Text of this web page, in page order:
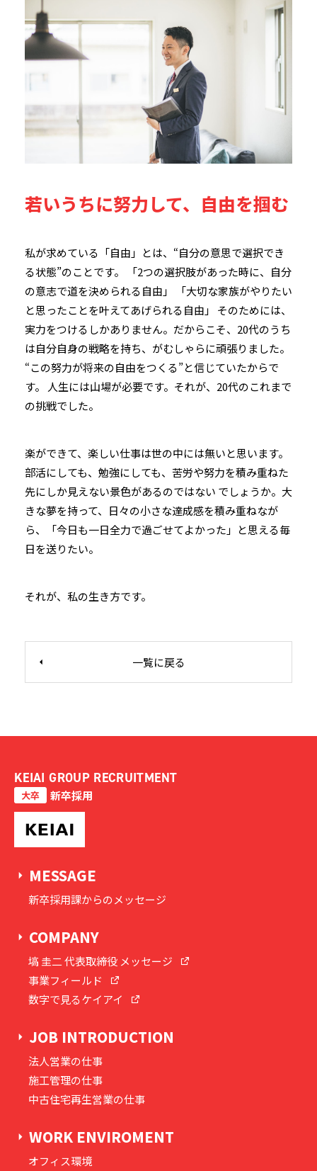
若いうちに努力して、自由を掴む
私が求めている「自由」とは、“自分の意思で選択でき
る状態”のことです。 「2つの選択肢があった時に、自分
の意志で道を決められる自由」 「大切な家族がやりたい
と思ったことを叶えてあげられる自由」 そのためには、
実力をつけるしかありません。だからこそ、20代のうち
は自分自身の戦略を持ち、がむしゃらに頑張りました。
“この努力が将来の自由をつくる”と信じていたからで
す。 人生には山場が必要です。それが、20代のこれまで
の挑戦でした。
楽ができて、楽しい仕事は世の中には無いと思います。
部活にしても、勉強にしても、苦労や努力を積み重ねた
先にしか見えない景色があるのではない でしょうか。大
きな夢を持って、日々の小さな達成感を積み重ねなが
ら、「今日も一日全力で過ごせてよかった」と思える毎
日を送りたい。
それが、私の生き方です。
一覧に戻る
KEIAI GROUP RECRUITMENT
大卒 新卒採用
MESSAGE
新卒採用課からのメッセージ
COMPANY
塙 圭二 代表取締役 メッセージ
事業フィールド
数字で見るケイアイ
JOB INTRODUCTION
法人営業の仕事
施工管理の仕事
中古住宅再生営業の仕事
WORK ENVIROMENT
オフィス環境